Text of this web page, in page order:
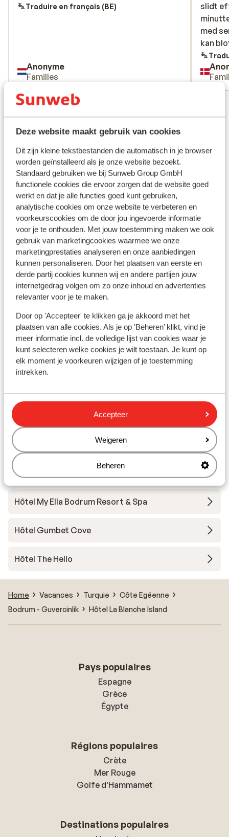
Deze website maakt gebruik van cookies
Dit zijn kleine tekstbestanden die automatisch in je browser
worden geïnstalleerd als je onze website bezoekt.
Standaard gebruiken we bij Sunweb Group GmbH
functionele cookies die ervoor zorgen dat de website goed
werkt en dat je alle functies goed kunt gebruiken,
analytische cookies om onze website te verbeteren en
voorkeurscookies om de door jou ingevoerde informatie
voor je te onthouden. Met jouw toestemming maken we ook
gebruik van marketingcookies waarmee we onze
marketingprestaties analyseren en onze aanbiedingen
kunnen personaliseren. Door het plaatsen van eerste en
derde partij cookies kunnen wij en andere partijen jouw
internetgedrag volgen om zo onze inhoud en advertenties
relevanter voor je te maken.
Door op 'Accepteer' te klikken ga je akkoord met het
plaatsen van alle cookies. Als je op 'Beheren’ klikt, vind je
meer informatie incl. de volledige lijst van cookies waar je
kunt selecteren welke cookies je wilt toestaan. Je kunt op
elk moment je voorkeuren wijzigen of je toestemming
intrekken.
Accepteer
Weigeren
Beheren
Traduire en français (BE)
Anonyme
Familles
slidt
med
kan
slidt
med
kan
Voir toutes les 5 expériences
Autres hébergements - Côte Egéenne
Hôtel Xanadu Island
Hôtel Voyage Torba
Hôtel Arin Resort
Hôtel Maxeria Blue Didyma
Hôtel Aquasis Deluxe Resort & Spa
Hôtel Selectum Colours Bodrum
Hôtel Bodrum Holiday Resort
Hôtel Labranda TMT Bodrum Resort
Hôtel Duja Didim
Hôtel Duja Bodrum
Hôtel My Ella Bodrum Resort & Spa
Hôtel Gumbet Cove
Hôtel The Hello
Home Vacances Turquie
Côte Egéenne
Bodrum - Guvercinlik
Hôtel La Blanche Island
Pays populaires
Espagne
Grèce
Égypte
Régions populaires
Crète
Mer Rouge
Golfe d'Hammamet
Destinations populaires